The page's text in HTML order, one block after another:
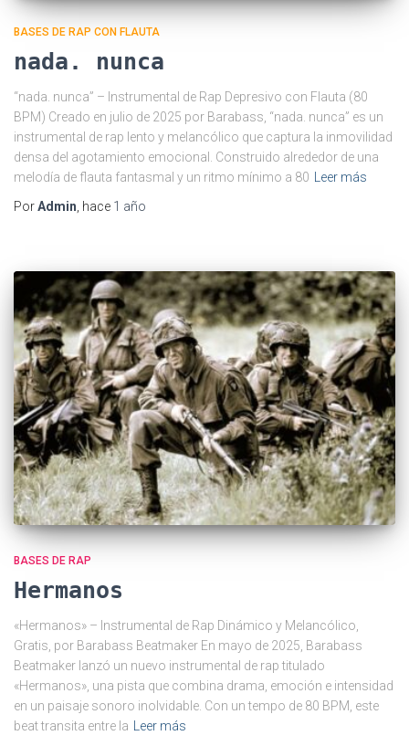
BASES DE RAP CON FLAUTA
nada. nunca
“nada. nunca” – Instrumental de Rap Depresivo con Flauta (80
BPM) Creado en julio de 2025 por Barabass, “nada. nunca” es un
instrumental de rap lento y melancólico que captura la inmovilidad
densa del agotamiento emocional. Construido alrededor de una
melodía de flauta fantasmal y un ritmo mínimo a 80
Leer más
PorAdmin , hace 1 año
BASES DE RAP
Hermanos
«Hermanos» – Instrumental de Rap Dinámico y Melancólico,
Gratis, por Barabass Beatmaker En mayo de 2025, Barabass
Beatmaker lanzó un nuevo instrumental de rap titulado
«Hermanos», una pista que combina drama, emoción e intensidad
en un paisaje sonoro inolvidable. Con un tempo de 80 BPM, este
beat transita entre la Leer más